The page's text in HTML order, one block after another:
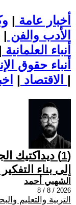
أخبار عامة |
الأدب والفن |
أنباء العلمانية
أنباء حقوق
الاقتصاد | |
(1) ديداكتيك
إلى بناء
الشهبي أحمد
2026 / 8 / 8
التربية والتعليم